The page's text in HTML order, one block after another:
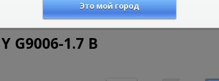
Ванны Акриловые ванны Акриловая ванна
G9006-1.7 B
Это мой город